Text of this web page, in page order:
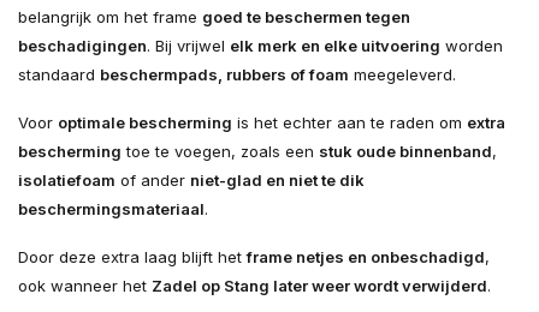
belangrijk om het frame goed te beschermen tegen
beschadigingen. Bij vrijwel elk merk en elke uitvoering worden
standaard beschermpads, rubbers of foam meegeleverd.
Voor optimale bescherming is het echter aan te raden om extra
bescherming toe te voegen, zoals een stuk oude binnenband,
isolatiefoam of ander niet-glad en niet te dik
beschermingsmateriaal.
Door deze extra laag blijft hetframe netjes en onbeschadigd,
ook wanneer het Zadel op Stang later weer wordt verwijderd.